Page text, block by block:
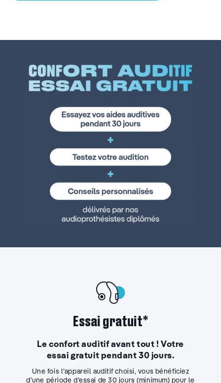
Essai gratuit*
Le confort auditif avant tout ! Votre
essai gratuit pendant 30 jours.
Une fois l’appareil auditif choisi, vous bénéficiez
d’une période d’essai de 30 jours (minimum) pour le